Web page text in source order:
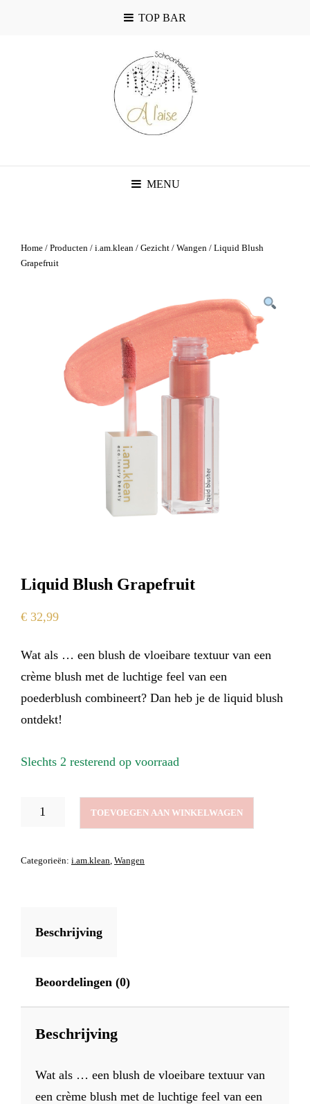
TOP BAR
MENU
Home / Producten / i.am.klean / Gezicht / Wangen / Liquid Blush
Grapefruit
Liquid Blush Grapefruit
€ 32,99
Wat als … een blush de vloeibare textuur van een
crème blush met de luchtige feel van een
poederblush combineert? Dan heb je de liquid blush
ontdekt!
Slechts 2 resterend op voorraad
BLUSH
GRAPEFRUIT
TOEVOEGEN AAN WINKELWAGEN
Categorieën: i.am.klean Wangen
Beschrijving
Beoordelingen (0)
Beschrijving
Wat als … een blush de vloeibare textuur van
een crème blush met de luchtige feel van een